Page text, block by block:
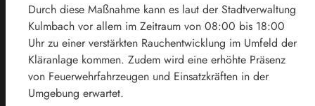
Durch diese Maßnahme kann es laut der Stadtverwaltung
Kulmbach vor allem im Zeitraum von 08:00 bis 18:00
Uhr zu einer verstärkten Rauchentwicklung im Umfeld der
Kläranlage kommen. Zudem wird eine erhöhte Präsenz
von Feuerwehrfahrzeugen und Einsatzkräften in der
Umgebung erwartet.